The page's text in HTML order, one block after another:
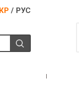
/ РУС